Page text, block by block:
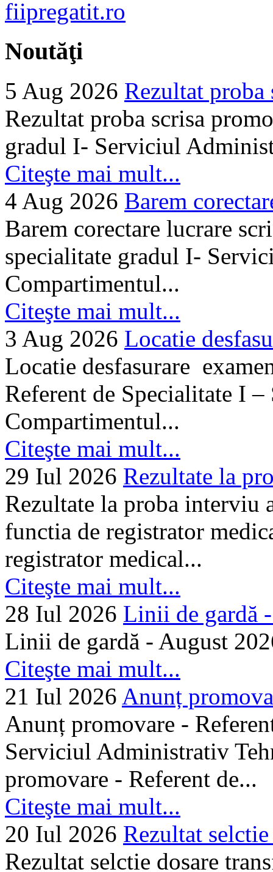
Noutăţi
5 Aug 2026 Rezultat proba
Rezultat proba scrisa
gradul I- Serviciul
Citeşte mai mult...
4 Aug 2026 Barem
Barem corectare lucrare
specialitate gradul I-
Compartimentul...
Citeşte mai mult...
3 Aug 2026 Locatie
Locatie desfasurare
Referent de Specialitate I
Compartimentul...
Citeşte mai mult...
29 Iul 2026 Rezultate la
Rezultate la proba interviu
functia de registrator
registrator medical...
Citeşte mai mult...
28 Iul 2026 Linii de gardă
Linii de gardă - August
Citeşte mai mult...
21 Iul 2026 Anunț
Anunț promovare -
Serviciul Administrativ
promovare - Referent de...
Citeşte mai mult...
20 Iul 2026 Rezultat
Rezultat selctie dosare